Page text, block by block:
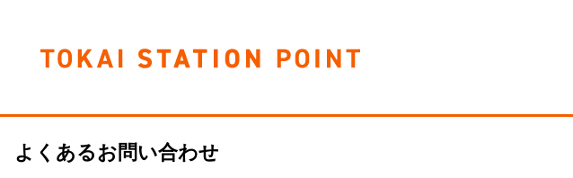
よくあるお問い合わせ